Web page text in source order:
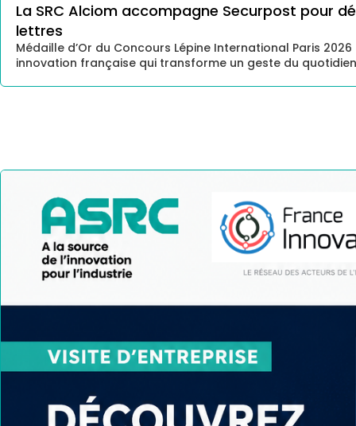
La SRC Alciom accompagne Securpost pour
lettres
Médaille d’Or du Concours Lépine International Paris
innovation française qui transforme un geste du